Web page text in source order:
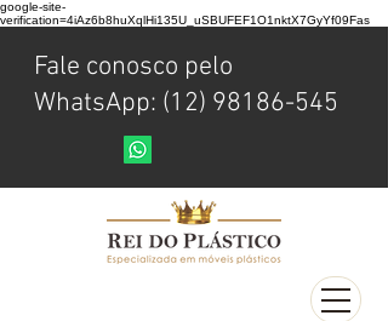
google-site-
verification=4iAz6b8huXqlHi135U_uSBUFEF1O1nktX7GyYf09Fas
Fale conosco pelo
WhatsApp: (12) 98186-545